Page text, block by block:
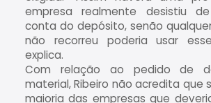
empresa realmente desistiu
conta do depósito, senão
não recorreu poderia usar
explica.
Com relação ao pedido de
material, Ribeiro não acredita que
maioria das empresas que